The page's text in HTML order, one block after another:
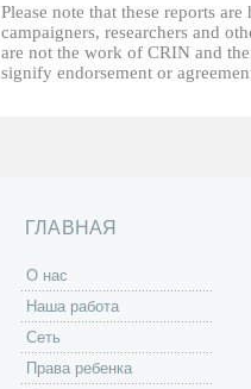
Please note that these reports
campaigners, researchers and
are not the work of CRIN and
signify endorsement or
ГЛАВНАЯ
O нас
Наша работа
Сеть
Права ребенка